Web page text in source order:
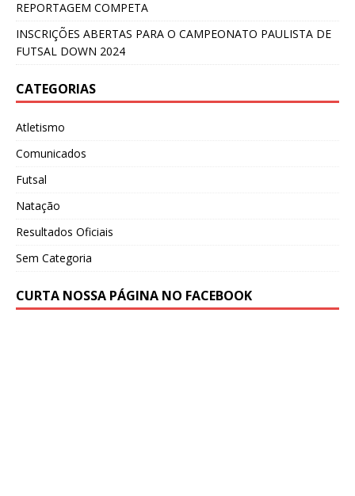
REPORTAGEM COMPETA
INSCRIÇÕES ABERTAS PARA O CAMPEONATO PAULISTA DE
FUTSAL DOWN 2024
CATEGORIAS
Atletismo
Comunicados
Futsal
Natação
Resultados Oficiais
Sem Categoria
CURTA NOSSA PÁGINA NO FACEBOOK